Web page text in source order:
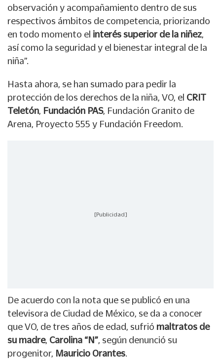
observación y acompañamiento dentro de sus
respectivos ámbitos de competencia, priorizando
en todo momento el interés superior de la niñez,
así como la seguridad y el bienestar integral de la
niña”.
Hasta ahora, se han sumado para pedir la
protección de los derechos de la niña, VO, el CRIT
Teletón, Fundación PAS, Fundación Granito de
Arena, Proyecto 555 y Fundación Freedom.
[Publicidad]
De acuerdo con la nota que se publicó en una
televisora de Ciudad de México, se da a conocer
que VO, de tres años de edad, sufrió maltratos de
su madre, Carolina “N”, según denunció su
progenitor, Mauricio Orantes.